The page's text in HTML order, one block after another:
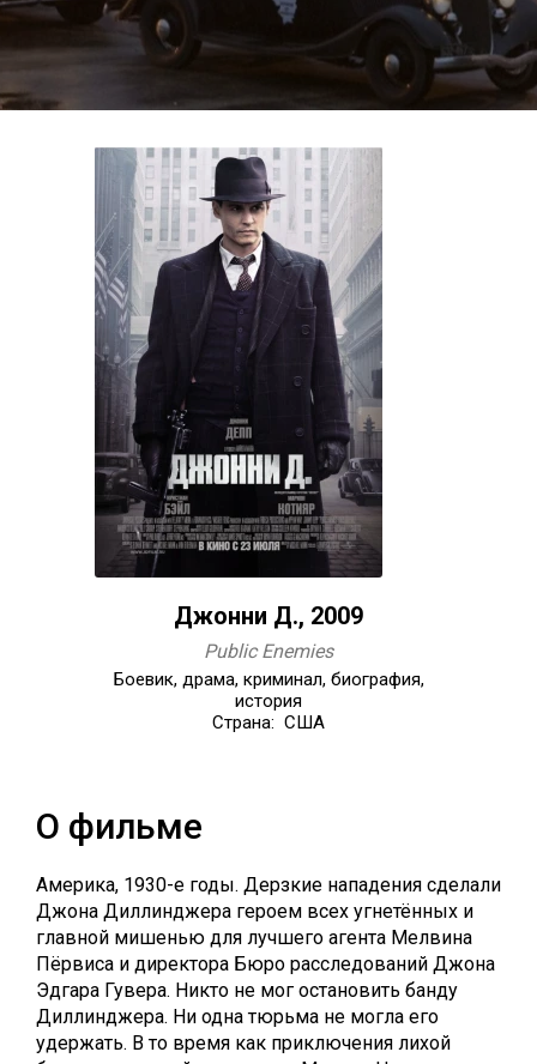
Джонни Д., 2009
Public Enemies
Боевик, драма, криминал, биография,
история
Страна: США
О фильме
Америка, 1930-е годы. Дерзкие нападения сделали
Джона Диллинджера героем всех угнетённых и
главной мишенью для лучшего агента Мелвина
Пёрвиса и директора Бюро расследований Джона
Эдгара Гувера. Никто не мог остановить банду
Диллинджера. Ни одна тюрьма не могла его
удержать. В то время как приключения лихой